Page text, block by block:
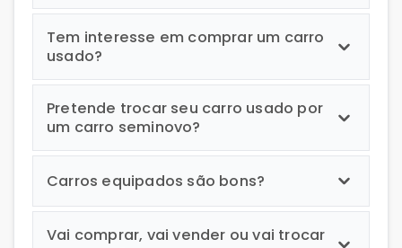
Tem interesse em comprar um carro
usado?
Pretende trocar seu carro usado por
um carro seminovo?
Carros equipados são bons?
Vai comprar, vai vender ou vai trocar